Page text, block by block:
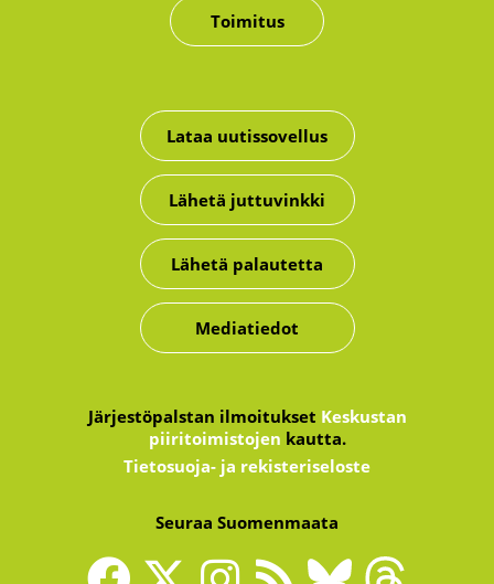
Toimitus
Lataa uutissovellus
Lähetä juttuvinkki
Lähetä palautetta
Mediatiedot
Järjestöpalstan ilmoitukset Keskustan
piiritoimistojen kautta.
Tietosuoja- ja rekisteriseloste
Seuraa Suomenmaata